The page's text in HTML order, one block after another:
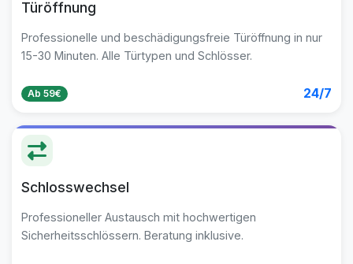
Türöffnung
Professionelle und beschädigungsfreie Türöffnung in nur
15-30 Minuten. Alle Türtypen und Schlösser.
Ab 59€ 24/7
Schlosswechsel
Professioneller Austausch mit hochwertigen
Sicherheitsschlössern. Beratung inklusive.